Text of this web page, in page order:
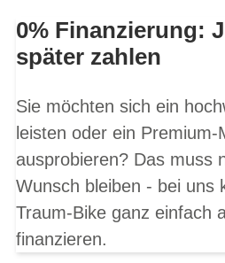
0% Finanzierung:
später zahlen
Sie möchten sich ein
leisten oder ein Premium-
ausprobieren? Das muss
Wunsch bleiben - bei uns
Traum-Bike ganz einfach
finanzieren.